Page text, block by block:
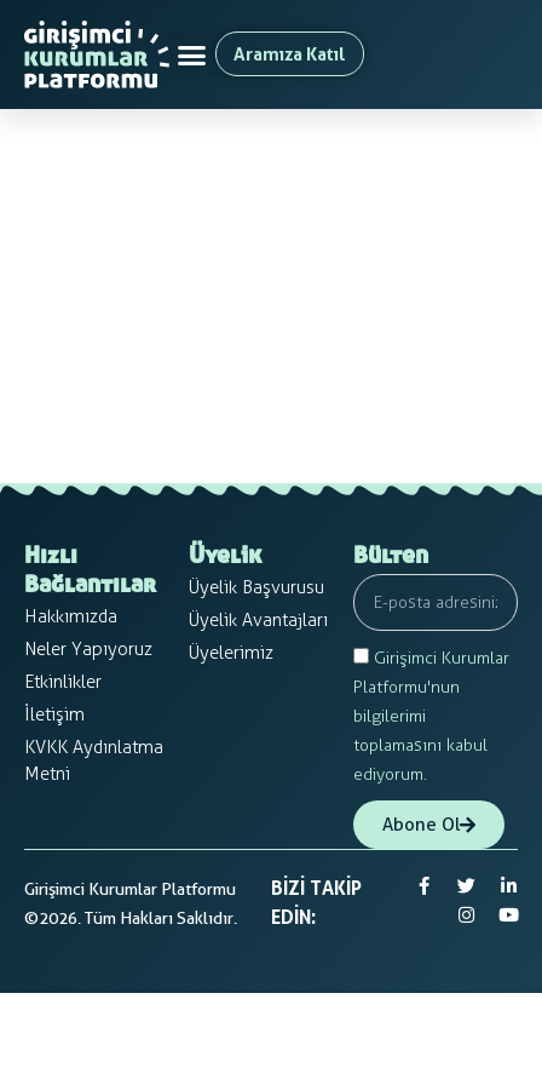
Aramıza Katıl
Hızlı
Bağlantılar
Hakkımızda
Neler Yapıyoruz
Etkinlikler
İletişim
KVKK Aydınlatma
Metni
Üyelik
Üyelik Başvurusu
Üyelik Avantajları
Üyelerimiz
Bülten
Girişimci Kurumlar
Platformu'nun
bilgilerimi
toplamasını kabul
ediyorum.
Abone Ol
Girişimci Kurumlar Platformu
©2026. Tüm Hakları Saklıdır.
BIZI TAKIP
EDIN: